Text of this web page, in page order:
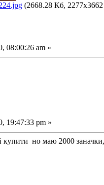
(2668.28 Кб,
08:00:26 am »
19:47:33 pm »
купити но маю 2000